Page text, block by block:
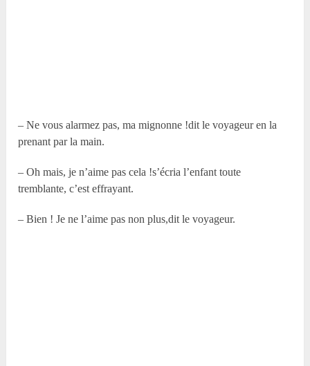
– Ne vous alarmez pas, ma mignonne !dit le voyageur en la
prenant par la main.
– Oh mais, je n’aime pas cela !s’écria l’enfant toute
tremblante, c’est effrayant.
– Bien ! Je ne l’aime pas non plus,dit le voyageur.